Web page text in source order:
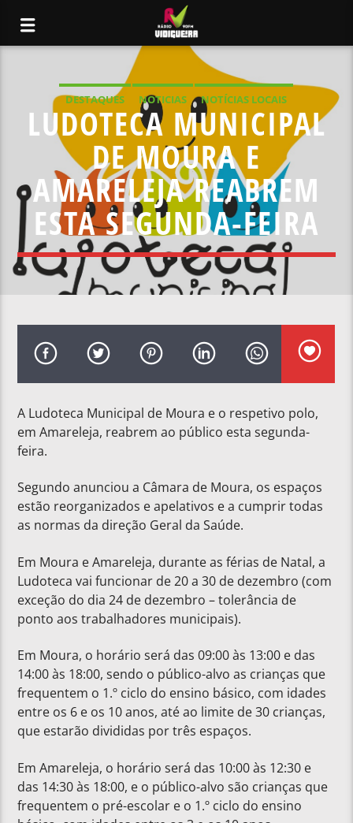
DESTAQUES NOTICIAS
NOTÍCIAS LOCAIS
NOTÍCIAS NACIONAIS
LUDOTECA MUNICIPAL
DE MOURA E
AMARELEJA REABREM
ESTA SEGUNDA-FEIRA
A Ludoteca Municipal de Moura e o respetivo polo,
em Amareleja, reabrem ao público esta segunda-
feira.
Segundo anunciou a Câmara de Moura, os espaços
estão reorganizados e apelativos e a cumprir todas
as normas da direção Geral da Saúde.
Em Moura e Amareleja, durante as férias de Natal, a
Ludoteca vai funcionar de 20 a 30 de dezembro (com
exceção do dia 24 de dezembro – tolerância de
ponto aos trabalhadores municipais).
Em Moura, o horário será das 09:00 às 13:00 e das
14:00 às 18:00, sendo o público-alvo as crianças que
frequentem o 1.º ciclo do ensino básico, com idades
entre os 6 e os 10 anos, até ao limite de 30 crianças,
que estarão divididas por três espaços.
Em Amareleja, o horário será das 10:00 às 12:30 e
das 14:30 às 18:00, e o público-alvo são crianças que
frequentem o pré-escolar e o 1.º ciclo do ensino